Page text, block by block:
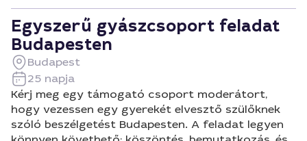
Egyszerű gyászcsoport feladat
Budapesten
Budapest
25 napja
Kérj meg egy támogató csoport moderátort,
hogy vezessen egy gyerekét elvesztő szülőknek
szóló beszélgetést Budapesten. A feladat legyen